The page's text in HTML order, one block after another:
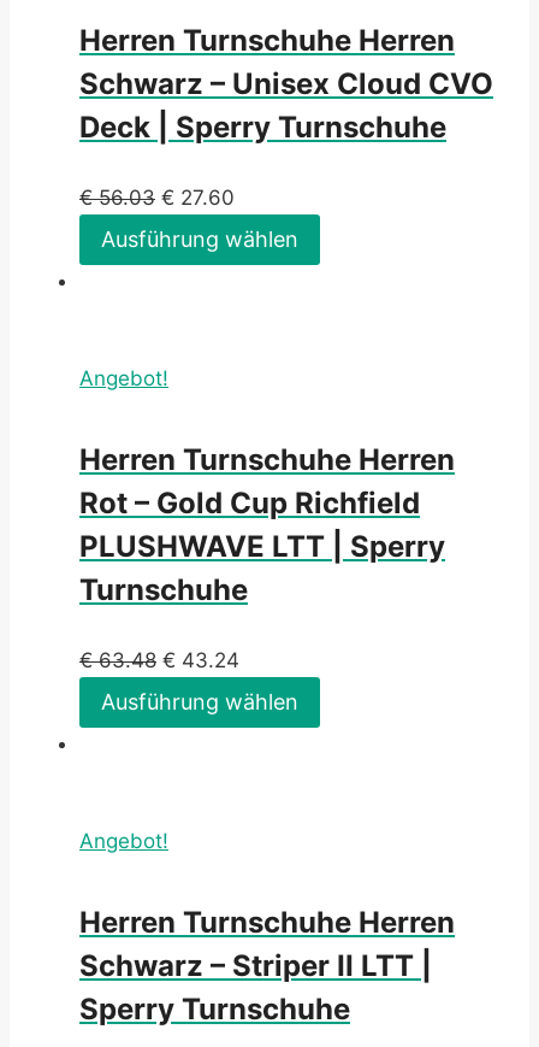
Herren Turnschuhe Herren
Schwarz – Unisex Cloud CVO
Deck | Sperry Turnschuhe
€56.03 € 27.60
Ausführung wählen
Angebot!
Herren Turnschuhe Herren
Rot – Gold Cup Richfield
PLUSHWAVE LTT | Sperry
Turnschuhe
€63.48 € 43.24
Ausführung wählen
Angebot!
Herren Turnschuhe Herren
Schwarz – Striper II LTT |
Sperry Turnschuhe